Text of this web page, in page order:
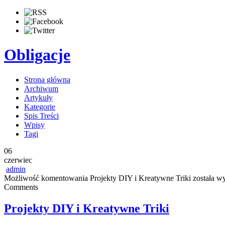
Obligacje
Strona główna
Archiwum
Artykuły
Kategorie
Spis Treści
Wpisy
Tagi
06
czerwiec
admin
Możliwość komentowania Projekty DIY i Kreatywne Triki została
Comments
Projekty DIY i Kreatywne Triki